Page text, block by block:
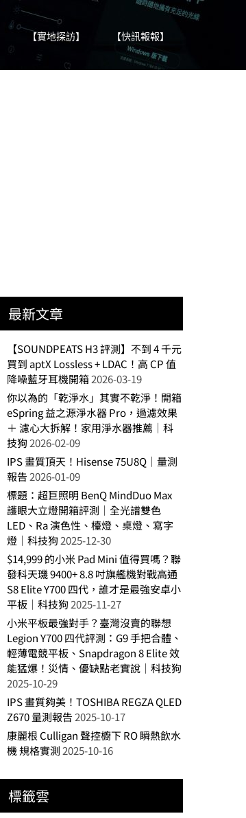
【實地探訪】 【快訊報報】
最新文章
【SOUNDPEATS H3 評測】不到 4 千元
買到 aptX Lossless + LDAC！高 CP 值
降噪藍牙耳機開箱2026-03-19
你以為的「乾淨水」其實不乾淨！開箱
eSpring 益之源淨水器 Pro，過濾效果
＋ 濾心大拆解！家用淨水器推薦｜科
技狗2026-02-09
IPS 畫質頂天！Hisense 75U8Q｜量測
報告2026-01-09
標題：超巨照明 BenQ MindDuo Max
護眼大立燈開箱評測｜全光譜雙色
LED、Ra 演色性、檯燈、桌燈、寫字
燈｜科技狗2025-12-30
$14,999 的小米 Pad Mini 值得買嗎？聯
發科天璣 9400+ 8.8 吋旗艦機對戰高通
S8 Elite Y700 四代，誰才是最強安卓小
平板｜科技狗2025-11-27
小米平板最強對手？臺灣沒賣的聯想
Legion Y700 四代評測：G9 手把合體、
輕薄電競平板、Snapdragon 8 Elite 效
能猛爆！災情、優缺點老實說｜科技狗
2025-10-29
IPS 畫質夠美！TOSHIBA REGZA QLED
Z670 量測報告2025-10-17
康麗根 Culligan 聲控櫥下 RO 瞬熱飲水
機 規格實測2025-10-16
標籤雲